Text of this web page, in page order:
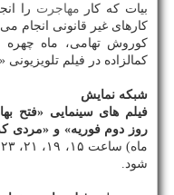
بیات که کار مهاجرت را
کارهای غیر قانونی انجام
کوروش تهامی، ماه چهره
کمالزاده در فیلم
شبکه نمایش
روز دوم فوریه» و «مردی
شود.